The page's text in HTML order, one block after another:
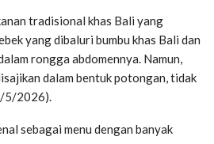
tradisional khas Bali yang
yang dibaluri bumbu khas Bali dan
rongga abdomennya. Namun,
dalam bentuk potongan, tidak
5/2026).
sebagai menu dengan banyak